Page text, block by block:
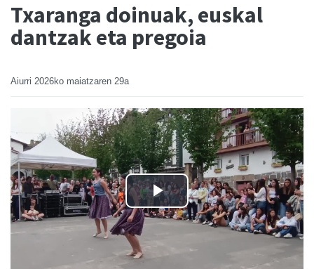
Txaranga doinuak, euskal
dantzak eta pregoia
Aiurri 2026ko maiatzaren 29a